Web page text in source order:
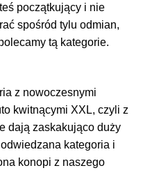
początkujący i nie
spośród tylu odmian,
tą kategorie.
z nowoczesnymi
kwitnącymi XXL, czyli z
dają zaskakująco duży
kategoria i
konopi z naszego